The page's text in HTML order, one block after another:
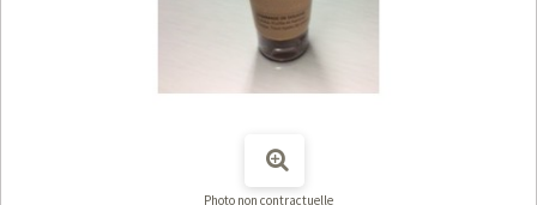
Photo non contractuelle